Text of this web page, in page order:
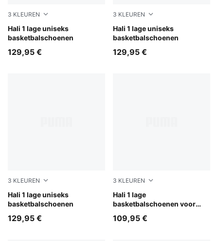
3 KLEUREN
Hali 1 lage uniseks
basketbalschoenen
Cobalt Glaze-Zen Blue
129,95 €
3 KLEUREN
Hali 1 lage uniseks
basketbalschoenen
PUMA White-Vibrant Silver
129,95 €
3 KLEUREN
Hali 1 lage uniseks
basketbalschoenen
Fresh Mint-Green Moon
129,95 €
3 KLEUREN
Hali 1 lage
basketbalschoenen voor
Cobalt Glaze-Zen Blue
109,95 €